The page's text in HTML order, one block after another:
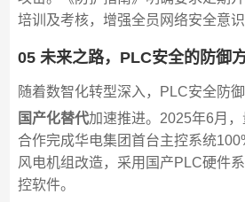
培训及考核，增强全员网络安全意识
05 未来之路，PLC安全的防御
随着数智化转型深入，PLC安全防
国产化替代加速推进。2025年6月
合作完成华电集团首台主控系统
风电机组改造，采用国产PLC硬件
控软件。